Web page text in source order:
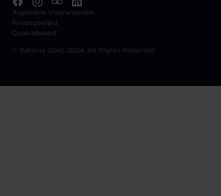
Algemene Voorwaarden
Privacybeleid
Cookiebeleid
©
Batavia Stad, 2024, All Rights Reserved